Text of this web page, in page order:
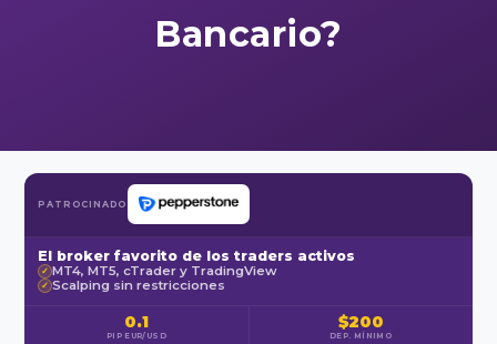
Bancario?
PATROCINADO
El broker favorito de los traders activos
✓ MT4, MT5, cTrader y TradingView
✓ Scalping sin restricciones
0.1
PIP EUR/USD
$200
DEP. MÍNIMO